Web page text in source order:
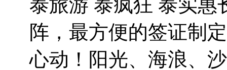
泰旅游 泰疯狂 泰实惠
阵，最方便的签证制
心动！阳光、海浪、